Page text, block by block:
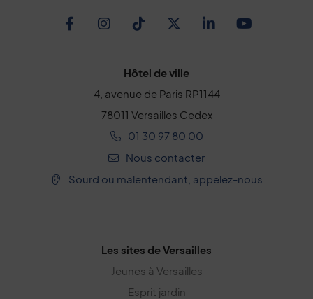
Facebook
Instagram
TikTokTwitter
Linkedin
Hôtel de ville
4, avenue de Paris RP1144
78011 Versailles Cedex
01 30 97 80 00
Nous contacter
Sourd ou malentendant, appelez-nous
Les sites de Versailles
Jeunes à Versailles
Esprit jardin